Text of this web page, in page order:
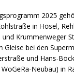
2025
in Hösel,
und Krummenweger
Gleise bei den
und Hans-
Neubau) in